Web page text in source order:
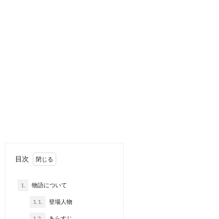
目次
1. 物語について
1.1. 登場人物